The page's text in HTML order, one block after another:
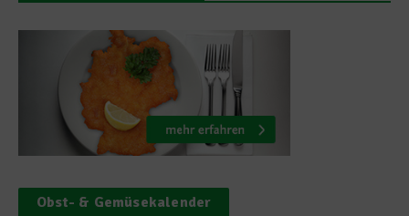
Obst- & Gemüsekalender